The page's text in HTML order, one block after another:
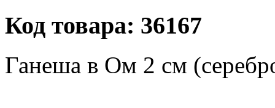
Код товара: 36167
Ганеша в Ом 2 см